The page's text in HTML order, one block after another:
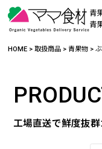
青
青
HOME >取扱商品 >青果物 >
工場直送で鮮度抜